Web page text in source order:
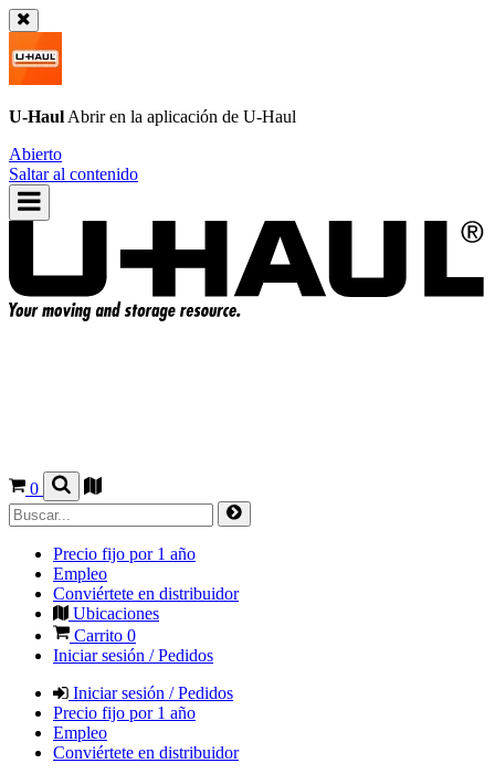
U-Haul Abrir en la aplicación de U-Haul
Abierto
Saltar al contenido
0
Precio fijo por 1 año
Empleo
Conviértete en distribuidor
Ubicaciones
Carrito 0
Iniciar sesión / Pedidos
Iniciar sesión / Pedidos
Precio fijo por 1 año
Empleo
Conviértete en distribuidor